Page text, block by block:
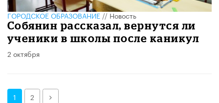
ГОРОДСКОЕ ОБРАЗОВАНИЕ//Новость
Собянин рассказал, вернутся ли
ученики в школы после каникул
2 октября
1 2 Далее